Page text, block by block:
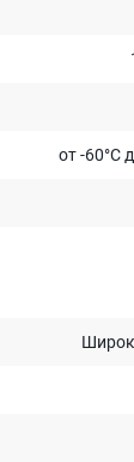
от -60°C